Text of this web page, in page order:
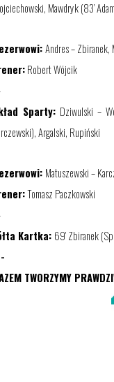
Mawdryk(83’
Andres – Zbiranek,
Robert Wójcik
Sparty: Dziwulski –
, Argalski, Rupiński
Matuszewski –
Tomasz Paczkowski
a Kartka: 69’ Zbiranek
TWORZYMY